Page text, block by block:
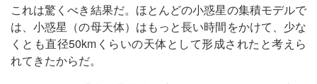
これは驚くべき結果だ。ほとんどの小惑星の集積モデルで
は、小惑星（の母天体）はもっと長い時間をかけて、少な
くとも直径50kmくらいの天体として形成されたと考えら
れてきたからだ。